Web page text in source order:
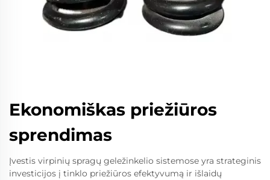
Ekonomiškas priežiūros
sprendimas
Įvestis virpinių spragų geležinkelio sistemose yra strateginis
investicijos į tinklo priežiūros efektyvumą ir išlaidų